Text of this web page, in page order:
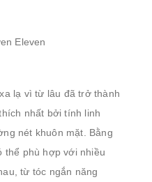
Eleven
lạ vì từ lâu đã trở thành
nhất bởi tính linh
nét khuôn mặt. Bằng
thể phù hợp với nhiều
từ tóc ngắn năng